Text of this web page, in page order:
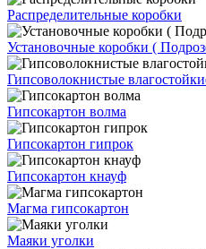
Распределительные коробки
Установочные коробки (
Гипсоволокнистые
Гипсокартон волма
Гипсокартон гипрок
Гипсокартон кнауф
Магма гипсокартон
Маяки уголки